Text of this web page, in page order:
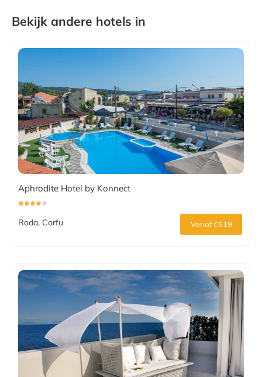
Bekijk andere hotels in
Aphrodite Hotel by Konnect
Roda, Corfu Vanaf €519